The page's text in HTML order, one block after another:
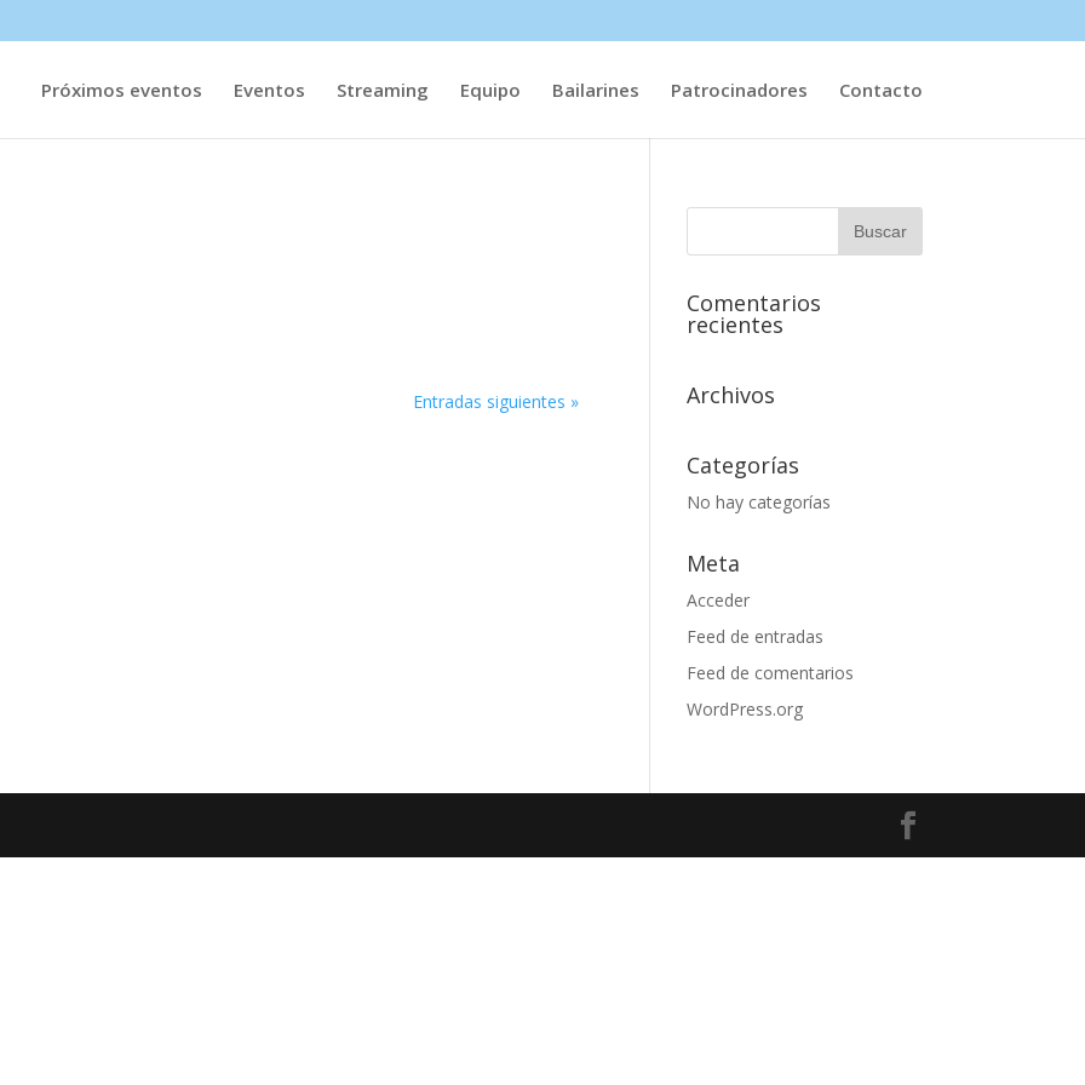
Próximos eventos Eventos Streaming Equipo Bailarines Patrocinadores Contacto
Entradas siguientes »
Comentarios
recientes
Archivos
Categorías
No hay categorías
Meta
Acceder
Feed de entradas
Feed de comentarios
WordPress.org